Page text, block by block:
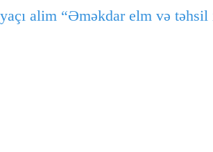
alim “Əməkdar elm və